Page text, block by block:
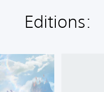
Editions: